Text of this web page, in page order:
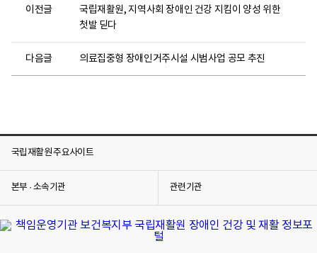
이전글
국립재활원, 지역사회 장애인 건강 지킴이 양성 위한
첫발 딛다
다음글 의료집중형 장애인거주시설 시범사업 공모 추진
국립재활원 주요사이트
본부 · 소속기관 관련기관